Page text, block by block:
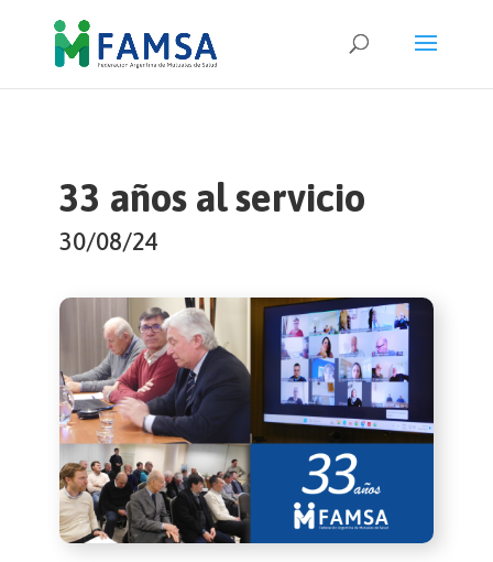
33 años al servicio
30/08/24